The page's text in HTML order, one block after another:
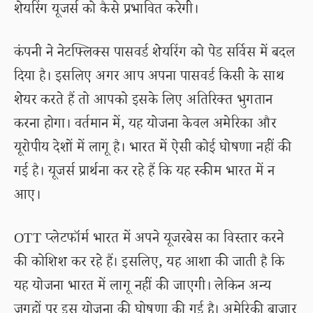
शेयरिंग यूजर्स को कैसे प्रभावित करेगी।
कंपनी ने नेटफ्लिक्स पासवर्ड शेयरिंग को पेड सर्विस में बदल
दिया है। इसलिए अगर आप अपना पासवर्ड किसी के साथ
शेयर करते हैं तो आपको इसके लिए अतिरिक्त भुगतान
करना होगा। वर्तमान में, यह योजना केवल अमेरिका और
यूरोपीय देशों में लागू है। भारत में ऐसी कोई घोषणा नहीं की
गई है। यूजर्स प्रार्थना कर रहे हैं कि यह स्कीम भारत में न
आए।
OTT प्लेटफॉर्म भारत में अपने यूजरबेस का विस्तार करने
की कोशिश कर रहे हैं। इसलिए, यह आशा की जाती है कि
यह योजना भारत में लागू नहीं की जाएगी। लेकिन अन्य